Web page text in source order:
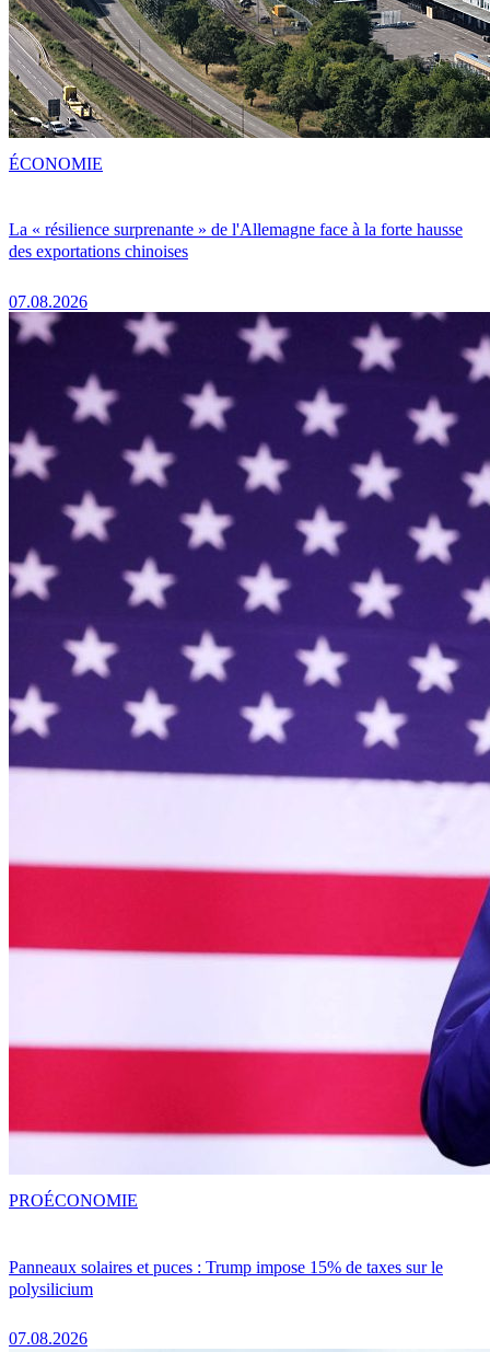
La « résilience surprenante » de l'Allemagne face à la forte hausse
des exportations chinoises
07.08.2026
ÉCONOMIE
Panneaux solaires et puces : Trump impose 15% de taxes sur le
polysilicium
07.08.2026
PROÉCONOMIE